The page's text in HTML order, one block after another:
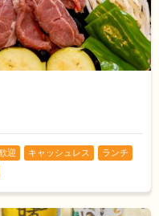
迎 キャッシュレス
ランチ